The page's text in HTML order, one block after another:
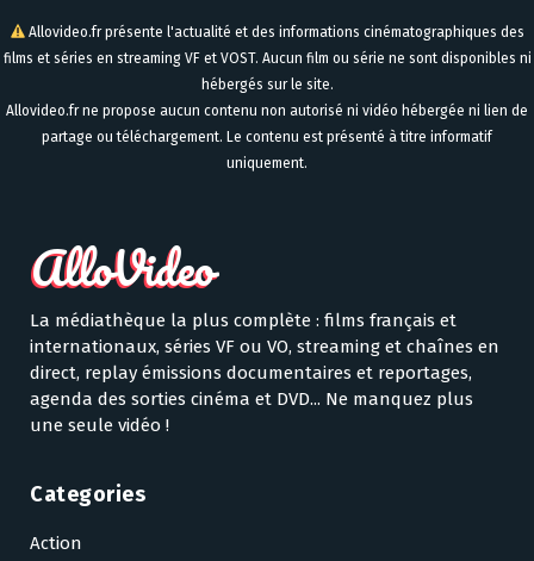
Allovideo.fr présente l'actualité et des informations cinématographiques des
films et séries en streaming VF et VOST. Aucun film ou série ne sont disponibles ni
hébergés sur le site.
Allovideo.fr ne propose aucun contenu non autorisé ni vidéo hébergée ni lien de
partage ou téléchargement. Le contenu est présenté à titre informatif
uniquement.
La médiathèque la plus complète : films français et
internationaux, séries VF ou VO, streaming et chaînes en
direct, replay émissions documentaires et reportages,
agenda des sorties cinéma et DVD... Ne manquez plus
une seule vidéo !
Categories
Action